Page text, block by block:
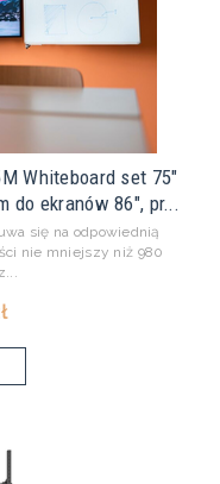
Whiteboard set 75"
do ekranów 86", pr...
się na odpowiednią
nie mniejszy niż 980